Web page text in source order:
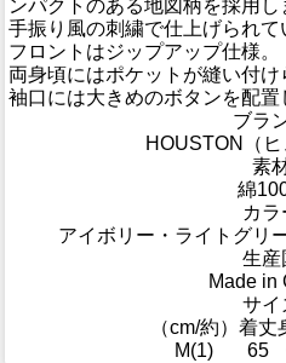
ンパクトのある地図柄を採用し
手振り風の刺繍で仕上げられて
フロントはジップアップ仕様。
両身頃にはポケットが縫い付け
袖口には大きめのボタンを配置
ブラ
HOUSTON（ヒ
素
綿
カラ
アイボリー・ライトグリ
生産
Made in
サイ
（cm/約） 着丈
M(1)
65